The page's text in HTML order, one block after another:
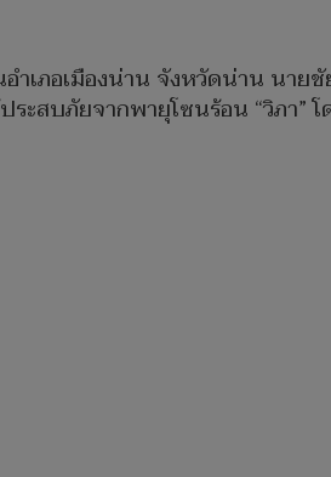
ำเภอเมืองน่าน จังหวัดน่าน นาย
ะสบภัยจากพายุโซนร้อน “วิภา”